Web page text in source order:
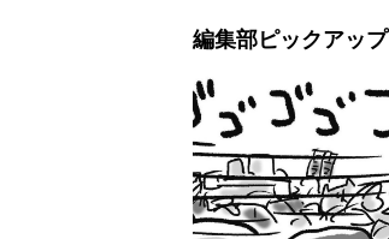
編集部ピックアップ